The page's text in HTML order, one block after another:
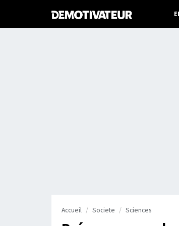
Accueil Societe Sciences